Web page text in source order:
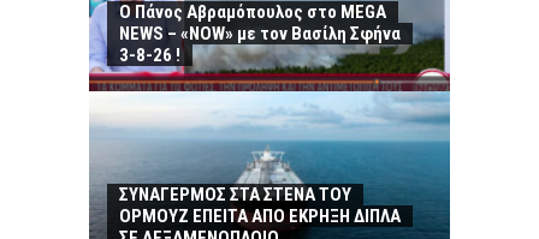
Ο Πάνος Αβραμόπουλος στο MEGA
NEWS – «NOW» με τον Βασίλη Σφήνα
3-8-26 !
ΣΥΝΑΓΕΡΜΟΣ ΣΤΑ ΣΤΕΝΑ ΤΟΥ
ΟΡΜΟΥΖ ΕΠΕΙΤΑ ΑΠΟ ΕΚΡΗΞΗ ΔΙΠΛΑ